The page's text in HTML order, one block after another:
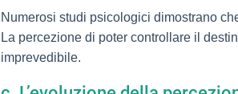
Numerosi studi psicologici dimostrano
La percezione di poter controllare il
imprevedibile.